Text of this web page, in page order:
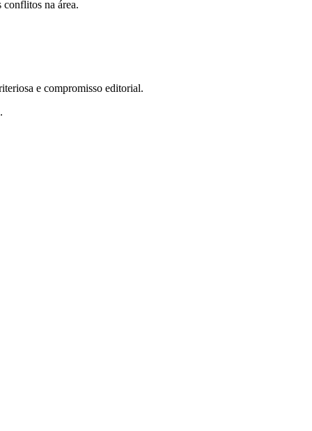
conflitos na área.
e compromisso editorial.